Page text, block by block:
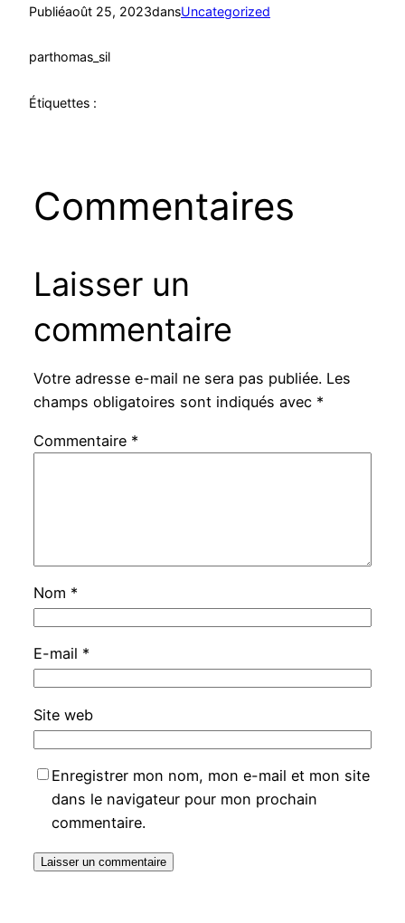
Publiéaoût 25, 2023dansUncategorized
parthomas_sil
Étiquettes :
Commentaires
Laisser un
commentaire
Votre adresse e-mail ne sera pas publiée. Les
champs obligatoires sont indiqués avec *
Commentaire *
Nom *
E-mail *
Site web
Enregistrer mon nom, mon e-mail et mon site
dans le navigateur pour mon prochain
commentaire.